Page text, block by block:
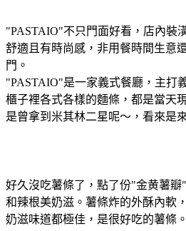
"PASTAIO"不只門面好看，店內裝
舒適且有時尚感，非用餐時間生意
門。
"PASTAIO"是一家義式餐廳，主打
櫃子裡各式各樣的麵條，都是當天
是曾拿到米其林二星呢～，看來是
好久沒吃薯條了，點了份"金黄薯
和辣根美奶滋。薯條炸的外酥內軟
奶滋味道都極佳，是很好吃的薯條。